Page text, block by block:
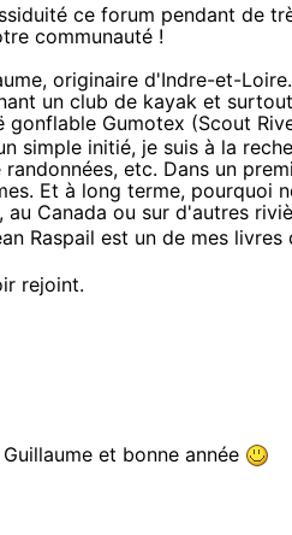
ce forum pendant de
communauté !
originaire d'Indre-et-
un club de kayak et
gonflable Gumotex (Scout
simple initié, je suis à la
etc. Dans un
Et à long terme, pourquoi
Canada ou sur d'autres
Raspail est un de mes livres
rejoint.
et bonne année